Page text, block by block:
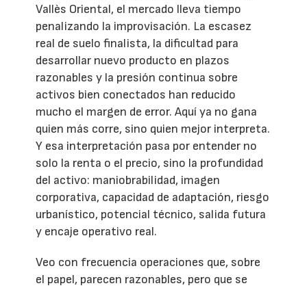
Vallès Oriental, el mercado lleva tiempo
penalizando la improvisación. La escasez
real de suelo finalista, la dificultad para
desarrollar nuevo producto en plazos
razonables y la presión continua sobre
activos bien conectados han reducido
mucho el margen de error. Aquí ya no gana
quien más corre, sino quien mejor interpreta.
Y esa interpretación pasa por entender no
solo la renta o el precio, sino la profundidad
del activo: maniobrabilidad, imagen
corporativa, capacidad de adaptación, riesgo
urbanístico, potencial técnico, salida futura
y encaje operativo real.
Veo con frecuencia operaciones que, sobre
el papel, parecen razonables, pero que se